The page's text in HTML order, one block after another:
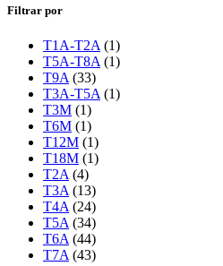
Filtrar por
T1A-T2A (1)
T5A-T8A (1)
T9A (33)
T3A-T5A (1)
T3M (1)
T6M (1)
T12M (1)
T18M (1)
T2A (4)
T3A (13)
T4A (24)
T5A (34)
T6A (44)
T7A (43)